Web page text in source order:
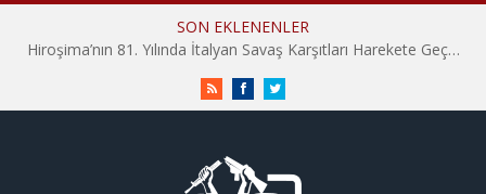
SON EKLENENLER
Hiroşima’nın 81. Yılında İtalyan Savaş Karşıtları Harekete Geçti: “Hatırlamak yeterli değil”
RSS FacebookTwitter